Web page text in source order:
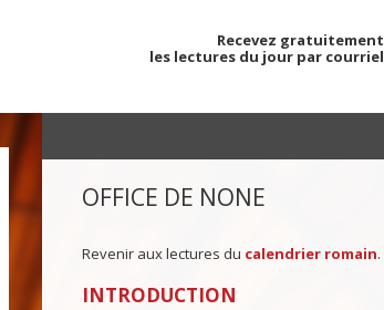
Recevez gratuitement
les lectures du jour par courriel
OFFICE DE NONE
Revenir aux lectures du calendrier romain.
INTRODUCTION